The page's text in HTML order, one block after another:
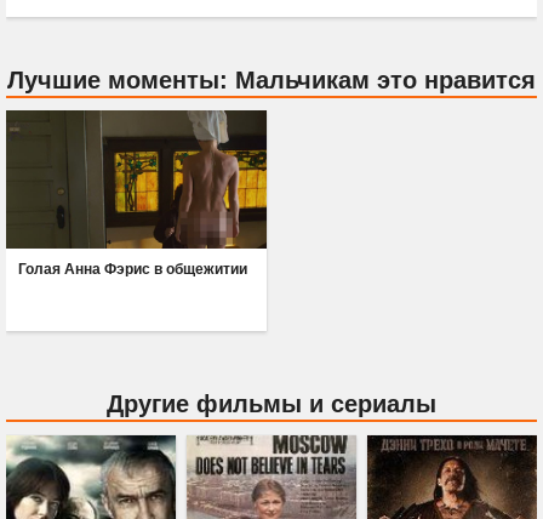
Лучшие моменты: Мальчикам это нравится
Голая Анна Фэрис в общежитии
Другие фильмы и сериалы